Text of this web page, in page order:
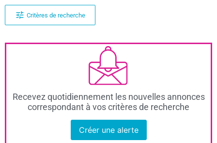
Critères de recherche
Recevez quotidiennement les nouvelles annonces
correspondant à vos critères de recherche
Créer une alerte